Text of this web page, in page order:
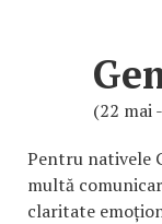
(22 mai
Pentru nativele
multă
claritate